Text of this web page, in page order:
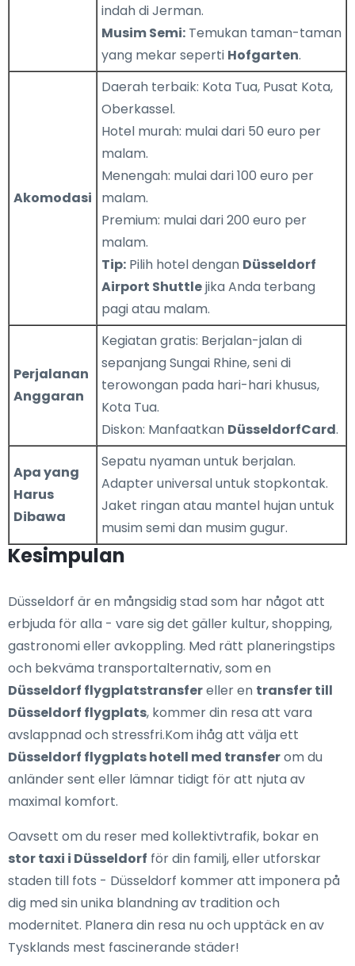
indah di Jerman.
Musim Semi: Temukan taman-taman
yang mekar seperti Hofgarten.
Akomodasi
Daerah terbaik: Kota Tua, Pusat Kota,
Oberkassel.
Hotel murah: mulai dari 50 euro per
malam.
Menengah: mulai dari 100 euro per
malam.
Premium: mulai dari 200 euro per
malam.
Tip: Pilih hotel dengan Düsseldorf
Airport Shuttlejika Anda terbang
pagi atau malam.
Perjalanan
Anggaran
Kegiatan gratis: Berjalan-jalan di
sepanjang Sungai Rhine, seni di
terowongan pada hari-hari khusus,
Kota Tua.
Diskon: Manfaatkan DüsseldorfCard.
Apa yang
Harus
Dibawa
Sepatu nyaman untuk berjalan.
Adapter universal untuk stopkontak.
Jaket ringan atau mantel hujan untuk
musim semi dan musim gugur.
Kesimpulan
Düsseldorf är en mångsidig stad som har något att
erbjuda för alla - vare sig det gäller kultur, shopping,
gastronomi eller avkoppling. Med rätt planeringstips
och bekväma transportalternativ, som en
Düsseldorf flygplatstransfereller en transfer till
Düsseldorf flygplats, kommer din resa att vara
avslappnad och stressfri.Kom ihåg att välja ett
Düsseldorf flygplats hotell med transferom du
anländer sent eller lämnar tidigt för att njuta av
maximal komfort.
Oavsett om du reser med kollektivtrafik, bokar en
stor taxi i Düsseldorf för din familj, eller utforskar
staden till fots - Düsseldorf kommer att imponera på
dig med sin unika blandning av tradition och
modernitet. Planera din resa nu och upptäck en av
Tysklands mest fascinerande städer!